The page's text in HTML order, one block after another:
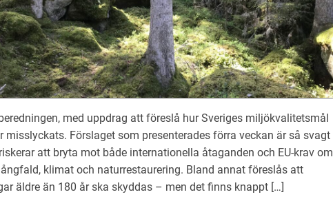
med uppdrag att föreslå hur Sveriges miljökvalitetsmål
misslyckats. Förslaget som presenterades förra veckan är så svagt
att bryta mot både internationella åtaganden och EU-krav om
klimat och naturrestaurering. Bland annat föreslås att
äldre än 180 år ska skyddas – men det finns knappt […]